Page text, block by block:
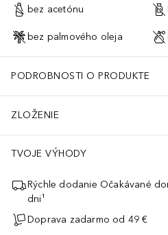
bez acetónu
bez palmového oleja
PODROBNOSTI O PRODUKTE
ZLOŽENIE
TVOJE VÝHODY
Rýchle dodanie Očakávané
dni¹
Doprava zadarmo od 49 €